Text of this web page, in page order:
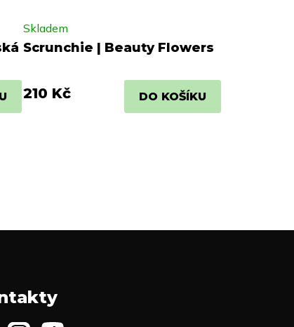
Scrunchie | Beauty Flowers
Skladem
210 Kč DO KOŠÍKU